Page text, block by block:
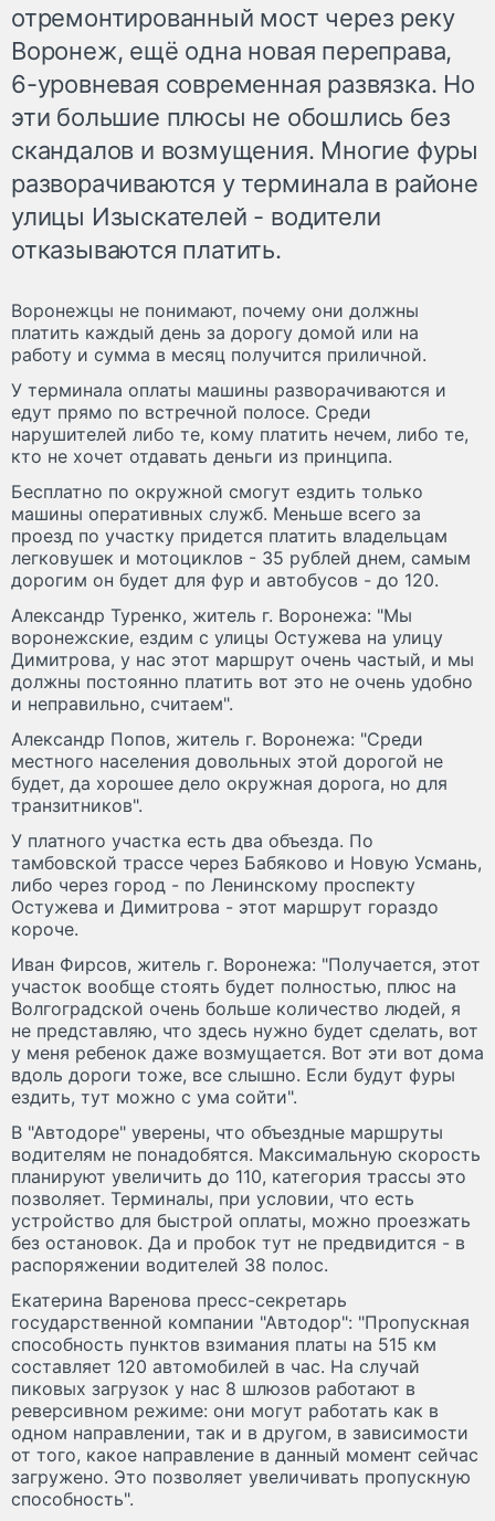
отремонтированный мост через реку
Воронеж, ещё одна новая переправа,
6-уровневая современная развязка. Но
эти большие плюсы не обошлись без
скандалов и возмущения. Многие фуры
разворачиваются у терминала в районе
улицы Изыскателей - водители
отказываются платить.
Воронежцы не понимают, почему они должны
платить каждый день за дорогу домой или на
работу и сумма в месяц получится приличной.
У терминала оплаты машины разворачиваются и
едут прямо по встречной полосе. Среди
нарушителей либо те, кому платить нечем, либо те,
кто не хочет отдавать деньги из принципа.
Бесплатно по окружной смогут ездить только
машины оперативных служб. Меньше всего за
проезд по участку придется платить владельцам
легковушек и мотоциклов - 35 рублей днем, самым
дорогим он будет для фур и автобусов - до 120.
Александр Туренко, житель г. Воронежа: "Мы
воронежские, ездим с улицы Остужева на улицу
Димитрова, у нас этот маршрут очень частый, и мы
должны постоянно платить вот это не очень удобно
и неправильно, считаем".
Александр Попов, житель г. Воронежа: "Среди
местного населения довольных этой дорогой не
будет, да хорошее дело окружная дорога, но для
транзитников".
У платного участка есть два объезда. По
тамбовской трассе через Бабяково и Новую Усмань,
либо через город - по Ленинскому проспекту
Остужева и Димитрова - этот маршрут гораздо
короче.
Иван Фирсов, житель г. Воронежа: "Получается, этот
участок вообще стоять будет полностью, плюс на
Волгоградской очень больше количество людей, я
не представляю, что здесь нужно будет сделать, вот
у меня ребенок даже возмущается. Вот эти вот дома
вдоль дороги тоже, все слышно. Если будут фуры
ездить, тут можно с ума сойти".
В "Автодоре" уверены, что объездные маршруты
водителям не понадобятся. Максимальную скорость
планируют увеличить до 110, категория трассы это
позволяет. Терминалы, при условии, что есть
устройство для быстрой оплаты, можно проезжать
без остановок. Да и пробок тут не предвидится - в
распоряжении водителей 38 полос.
Екатерина Варенова пресс-секретарь
государственной компании "Автодор": "Пропускная
способность пунктов взимания платы на 515 км
составляет 120 автомобилей в час. На случай
пиковых загрузок у нас 8 шлюзов работают в
реверсивном режиме: они могут работать как в
одном направлении, так и в другом, в зависимости
от того, какое направление в данный момент сейчас
загружено. Это позволяет увеличивать пропускную
способность".